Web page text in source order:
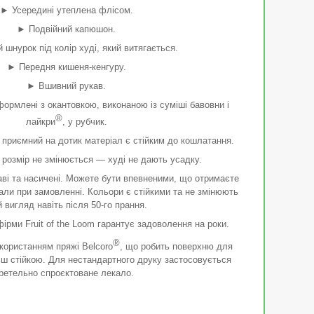
► Усередині утеплена флісом.
► Подвійний капюшон.
під колір худі, який витягається.
► Передня кишеня-кенгуру.
► Вшивний рукав.
з окантовкою, виконаною із суміші бавовни і
лайкри®, у рубчик.
на дотик матеріал є стійким до кошлатання.
не змінюється — худі не дають усадку.
та насичені. Можете бути впевненими, що отримаєте
при замовленні. Кольори є стійкими та не змінюють
вигляд навіть після 50-го прання.
Fruit of the Loom гарантує задоволення на роки.
пряжі Belcoro®, що робить поверхню для
стійкою. Для нестандартного друку застосовується
спроєктоване лекало.